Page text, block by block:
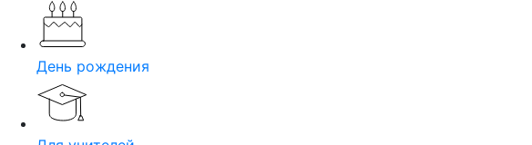
День рождения